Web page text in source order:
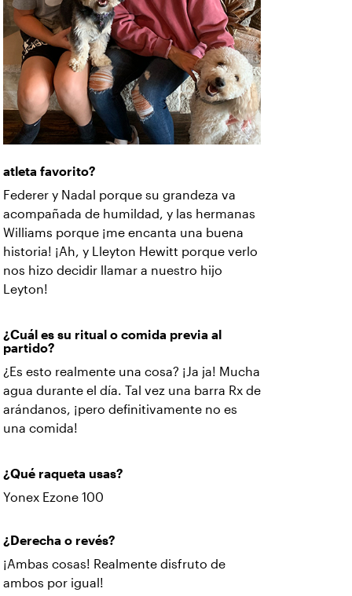
atleta favorito?
Federer y Nadal porque su grandeza va
acompañada de humildad, y las hermanas
Williams porque ¡me encanta una buena
historia! ¡Ah, y Lleyton Hewitt porque verlo
nos hizo decidir llamar a nuestro hijo
Leyton!
¿Cuál es su ritual o comida previa al
partido?
¿Es esto realmente una cosa? ¡Ja ja! Mucha
agua durante el día. Tal vez una barra Rx de
arándanos, ¡pero definitivamente no es
una comida!
¿Qué raqueta usas?
Yonex Ezone 100
¿Derecha o revés?
¡Ambas cosas! Realmente disfruto de
ambos por igual!